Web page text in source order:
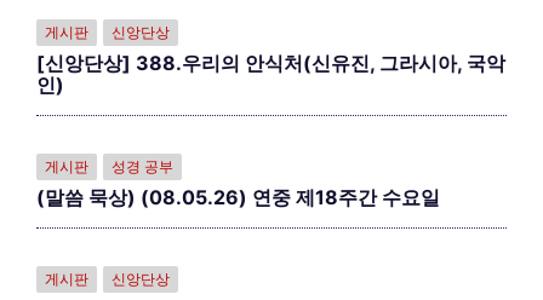
게시판 신앙단상
[신앙단상] 388.우리의 안식처(신유진, 그라시아, 국악
인)
게시판 성경 공부
(말씀 묵상) (08.05.26) 연중 제18주간 수요일
게시판 신앙단상